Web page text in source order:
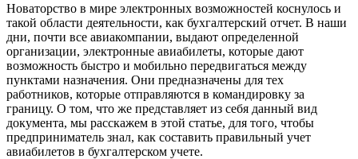
Новаторство в мире электронных возможностей коснулось и
такой области деятельности, как бухгалтерский отчет. В наши
дни, почти все авиакомпании, выдают определенной
организации, электронные авиабилеты, которые дают
возможность быстро и мобильно передвигаться между
пунктами назначения. Они предназначены для тех
работников, которые отправляются в командировку за
границу. О том, что же представляет из себя данный вид
документа, мы расскажем в этой статье, для того, чтобы
предприниматель знал, как составить правильный учет
авиабилетов в бухгалтерском учете.